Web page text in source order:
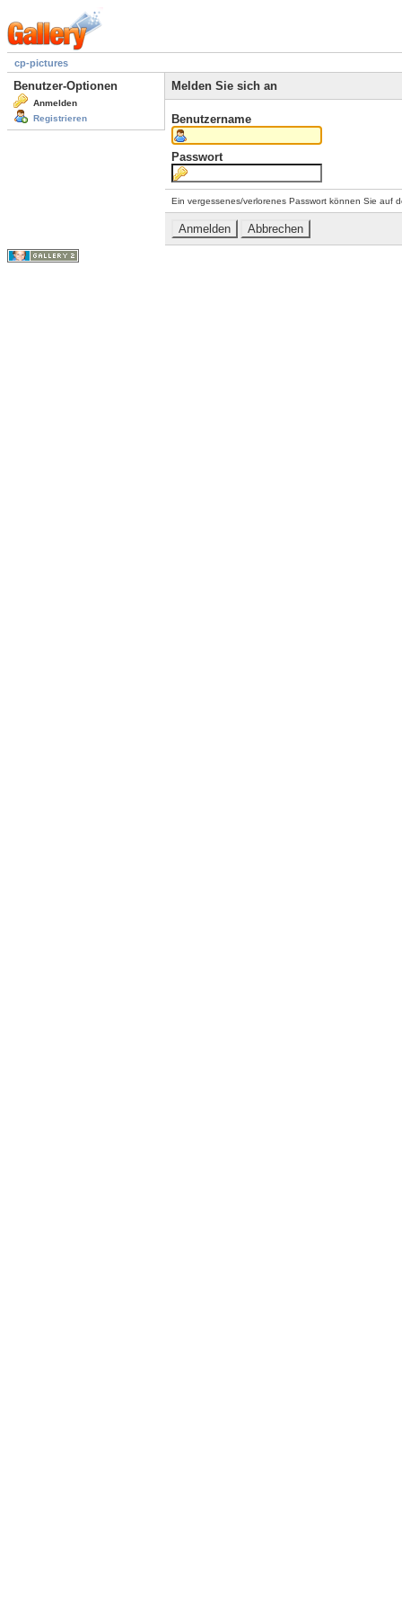
cp-pictures
Benutzer-Optionen
Anmelden
Registrieren
Melden Sie sich an
Benutzername
Passwort
Ein vergessenes/verlorenes Passwort können Sie auf